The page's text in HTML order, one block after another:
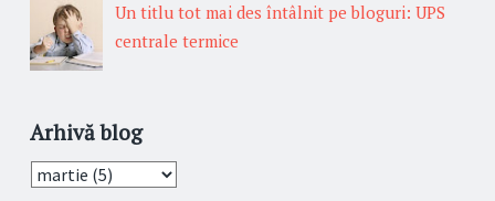
Un titlu tot mai des întâlnit pe bloguri: UPS
centrale termice
Arhivă blog